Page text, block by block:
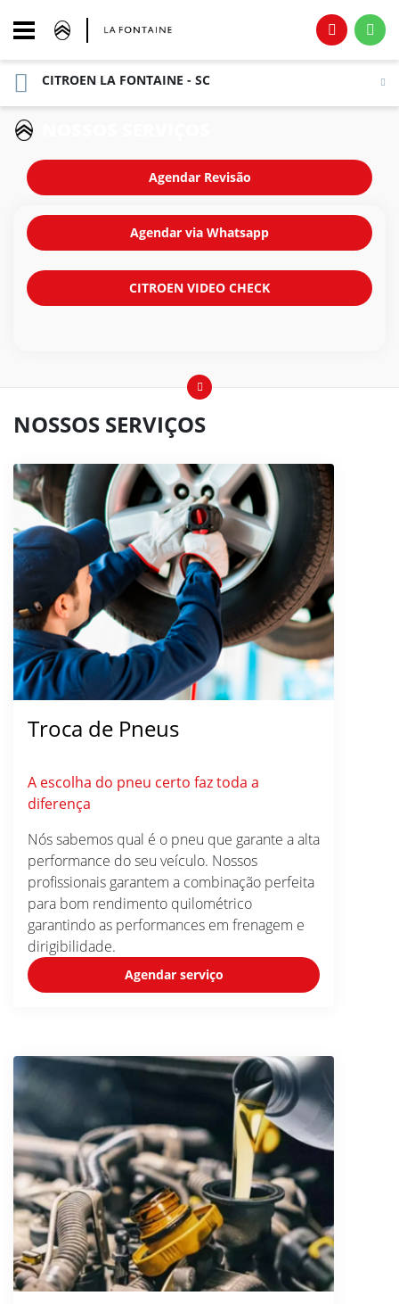
CITROEN LA FONTAINE - SC
Agendar Revisão
Agendar via Whatsapp
CITROEN VIDEO CHECK
NOSSOS SERVIÇOS
Troca de Pneus
A escolha do pneu certo faz toda a
diferença
Nós sabemos qual é o pneu que garante a alta
performance do seu veículo. Nossos
profissionais garantem a combinação perfeita
para bom rendimento quilométrico
garantindo as performances em frenagem e
dirigibilidade.
Agendar serviço